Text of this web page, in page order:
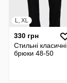
L, XL
330 грн
Стильні класичні
брюки 48-50